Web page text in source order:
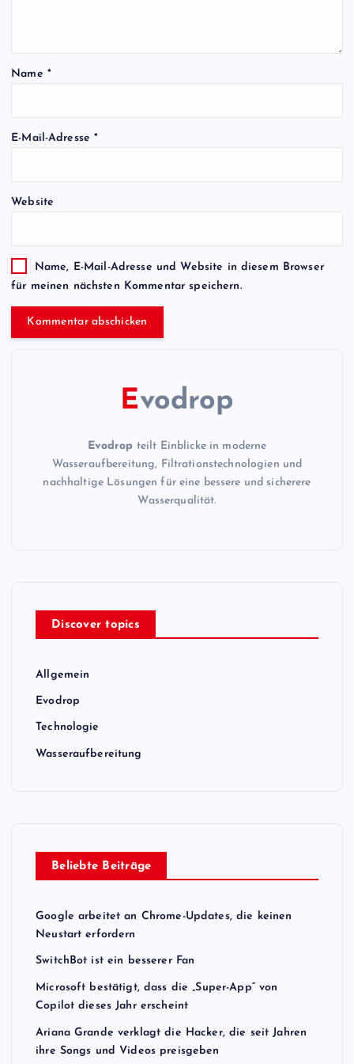
Name *
E-Mail-Adresse*
Website
Name, E-Mail-Adresse und Website in diesem Browser
für meinen nächsten Kommentar speichern.
Evodrop
Evodrop teilt Einblicke in moderne
Wasseraufbereitung, Filtrationstechnologien und
nachhaltige Lösungen für eine bessere und sicherere
Wasserqualität.
Discover topics
Allgemein
Evodrop
Technologie
Wasseraufbereitung
Beliebte Beiträge
Google arbeitet an Chrome-Updates, die keinen
Neustart erfordern
SwitchBot ist ein besserer Fan
Microsoft bestätigt, dass die „Super-App“ von
Copilot dieses Jahr erscheint
Ariana Grande verklagt die Hacker, die seit Jahren
ihre Songs und Videos preisgeben